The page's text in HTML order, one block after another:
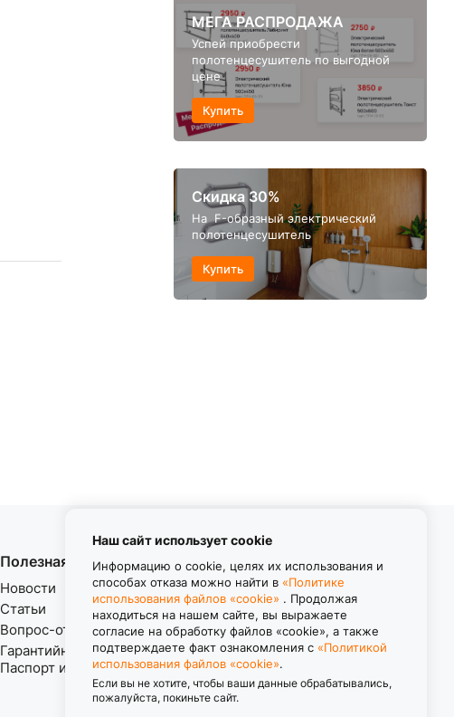
МЕГА РАСПРОДАЖА
Успей приобрести
полотенцесушитель по выгодной
цене
Купить
Скидка 30%
На F-образный электрический
полотенцесушитель
Купить
Полезная информация
Новости
Статьи
Вопрос-ответ
Гарантийные обязательства.
Паспорт изделия.
Контакты
8 (800) 550-11-38
Звонок бесплатный
пн-пт с 8.00 до 17.00
Наш сайт использует cookie
Информацию о cookie, целях их использования и
способах отказа можно найти в «Политике
использования файлов «cookie» . Продолжая
находиться на нашем сайте, вы выражаете
согласие на обработку файлов «cookie», а также
подтверждаете факт ознакомления с «Политикой
использования файлов «cookie».
Если вы не хотите, чтобы ваши данные обрабатывались,
пожалуйста, покиньте сайт.